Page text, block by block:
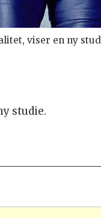
viser en ny
studie.